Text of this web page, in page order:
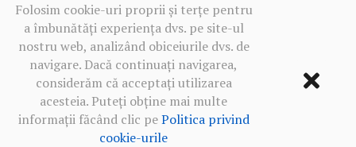
Folosim cookie-uri proprii și terțe pentru
a îmbunătăți experiența dvs. pe site-ul
nostru web, analizând obiceiurile dvs. de
navigare. Dacă continuați navigarea,
considerăm că acceptați utilizarea
acesteia. Puteți obține mai multe
informații făcând clic pePolitica privind
cookie-urile